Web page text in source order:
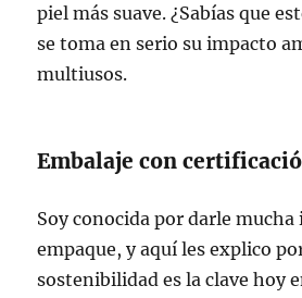
piel más suave. ¿Sabías que
se toma en serio su impacto
multiusos.
Embalaje con
Soy conocida por darle
empaque, y aquí les explico
sostenibilidad es la clave hoy